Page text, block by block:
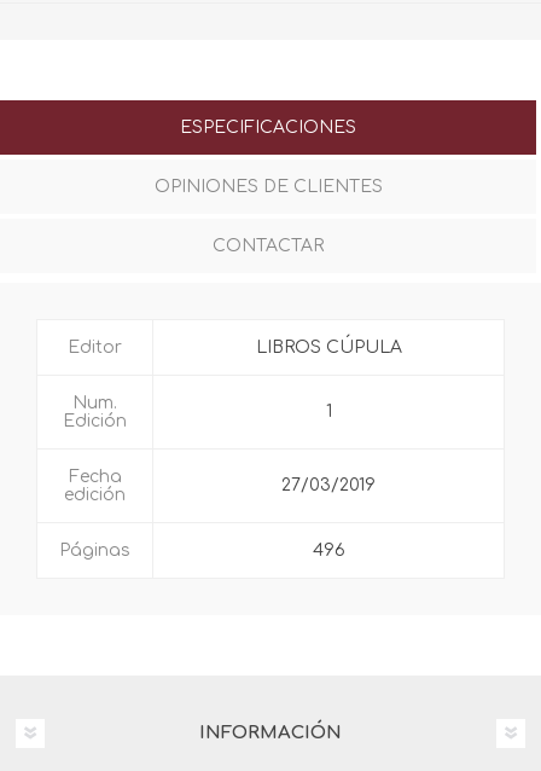
ESPECIFICACIONES
OPINIONES DE CLIENTES
CONTACTAR
Editor LIBROS CÚPULA
Num.
Edición
1
Fecha
edición
27/03/2019
Páginas 496
INFORMACIÓN